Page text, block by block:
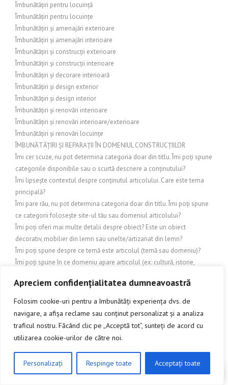
Apreciem confidențialitatea dumneavoastră
Folosim cookie-uri pentru a îmbunătăți experiența dvs. de
navigare, a afișa reclame sau conținut personalizat și a analiza
traficul nostru. Făcând clic pe „Acceptă tot”, sunteți de acord cu
utilizarea cookie-urilor de către noi.
Personalizați Respinge toate Acceptați toate
Îmbunătățiri pentru locuință
Îmbunătățiri pentru locuințe
Îmbunătățiri și amenajări exterioare
Îmbunătățiri și amenajări interioare
Îmbunătățiri și construcții exterioare
Îmbunătățiri și construcții interioare
Îmbunătățiri și decorare interioară
Îmbunătățiri și design exterior
Îmbunătățiri și design interior
Îmbunătățiri și renovări interioare
Îmbunătățiri și renovări interioare/exterioare
Îmbunătățiri și renovări locuințe
ÎMBUNĂTĂȚIRI ȘI REPARAȚII ÎN DOMENIUL CONSTRUCȚIILOR
Îmi cer scuze, nu pot determina categoria doar din titlu. Îmi poți spune
categoriile disponibile sau o scurtă descriere a conținutului?
Îmi lipsește contextul despre conținutul articolului. Care este tema
principală?
Îmi pare rău, nu pot determina categoria doar din titlu. Îmi poți spune
ce categorii folosește site-ul tău sau domeniul articolului?
Îmi poți oferi mai multe detalii despre obiect? Este un obiect
decorativ, mobilier din lemn sau unelte/artizanat din lemn?
Îmi poți spune despre ce temă este articolul (temă sau domeniu)?
Îmi poți spune în ce domeniu apare articolul (ex: cultură, istorie,
Îmi trebuie natura conținutului pentru a alege categoria corectă. Care
este sistemul tău de categorii (de ex. Turism, Arhitectură/Design,
Cultură, Știri, Business etc.)?
Îmi trebuie nișa (tema) articolului pentru a stabili categoria.
Încălzire și protecție exterioară
Încălzire și răcire exterioară
CLICK AICI PENTRU A DISCUTA